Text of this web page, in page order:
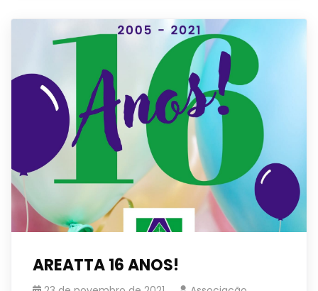
AREATTA 16 ANOS!